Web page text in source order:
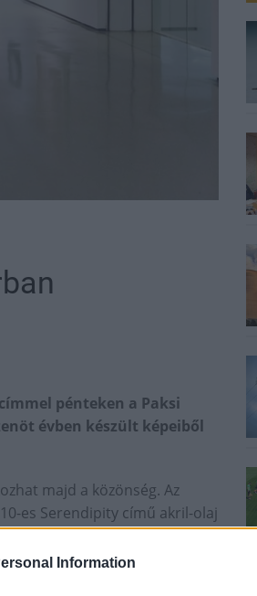
Information
pénteken a Paksi
évben készült képeiből
majd a közönség. Az
es Serendipity című akril-olaj
képernyőképeket
című kép, és több 2020-